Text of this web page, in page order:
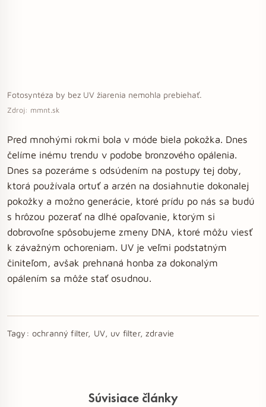
Fotosyntéza by bez UV žiarenia nemohla prebiehať.
Zdroj: mmnt.sk
Pred mnohými rokmi bola v móde biela pokožka. Dnes
čelíme inému trendu v podobe bronzového opálenia.
Dnes sa pozeráme s odsúdením na postupy tej doby,
ktorá používala ortuť a arzén na dosiahnutie dokonalej
pokožky a možno generácie, ktoré prídu po nás sa budú
s hrôzou pozerať na dlhé opaľovanie, ktorým si
dobrovoľne spôsobujeme zmeny DNA, ktoré môžu viesť
k závažným ochoreniam. UV je veľmi podstatným
činiteľom, avšak prehnaná honba za dokonalým
opálením sa môže stať osudnou.
Tagy: ochranný filter, UV, uv filter, zdravie
Súvisiace články